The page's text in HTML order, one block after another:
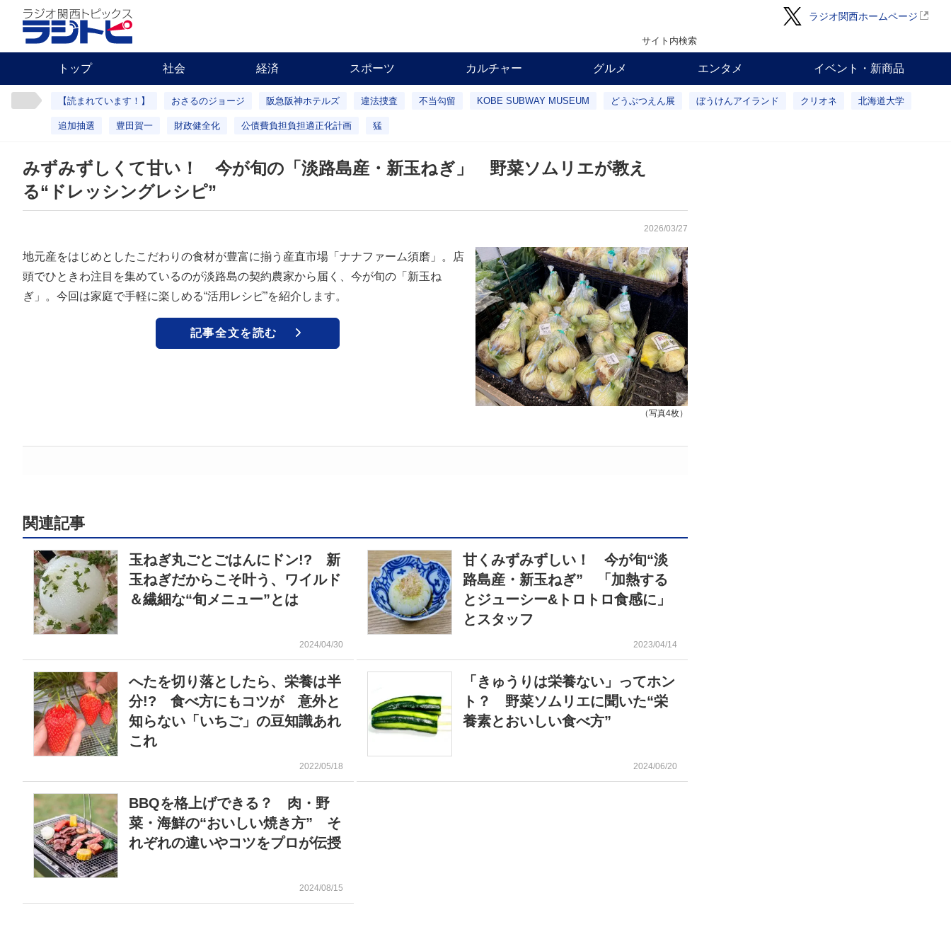
ラジオ関西ホームページ
サイト内検索
トップ 社会 経済 スポーツ カルチャー グルメ エンタメ イベント・新商品
【読まれています！】 おさるのジョージ 阪急阪神ホテルズ 違法捜査 不当勾留 KOBE SUBWAY MUSEUM どうぶつえん展 ぼうけんアイランド クリオネ 北海道大学
追加抽選 豊田賀一 財政健全化 公債費負担負担適正化計画 猛
みずみずしくて甘い！ 今が旬の「淡路島産・新玉ねぎ」 野菜ソムリエが教え
る“ドレッシングレシピ”
2026/03/27
（写真4枚）
地元産をはじめとしたこだわりの食材が豊富に揃う産直市場「ナナファーム須磨」。店
頭でひときわ注目を集めているのが淡路島の契約農家から届く、今が旬の「新玉ね
ぎ」。今回は家庭で手軽に楽しめる“活用レシピ”を紹介します。
記事全文を読む
関連記事
玉ねぎ丸ごとごはんにドン!? 新
玉ねぎだからこそ叶う、ワイルド
＆繊細な“旬メニュー”とは
2024/04/30
甘くみずみずしい！ 今が旬“淡
路島産・新玉ねぎ” 「加熱する
とジューシー&トロトロ食感に」
とスタッフ
2023/04/14
へたを切り落としたら、栄養は半
分!? 食べ方にもコツが 意外と
知らない「いちご」の豆知識あれ
これ
2022/05/18
「きゅうりは栄養ない」ってホン
ト？ 野菜ソムリエに聞いた“栄
養素とおいしい食べ方”
2024/06/20
BBQを格上げできる？ 肉・野
菜・海鮮の“おいしい焼き方” そ
れぞれの違いやコツをプロが伝授
2024/08/15